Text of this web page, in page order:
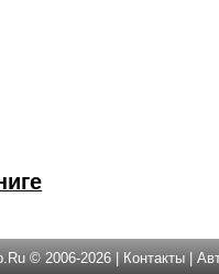
© 2006-2026 | Контакты |